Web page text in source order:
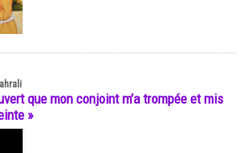
que mon conjoint m’a trompée et mis
»